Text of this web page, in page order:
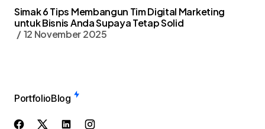
Simak 6 Tips Membangun Tim Digital Marketing
untuk Bisnis Anda Supaya Tetap Solid
12 November 2025
PortfolioBlog